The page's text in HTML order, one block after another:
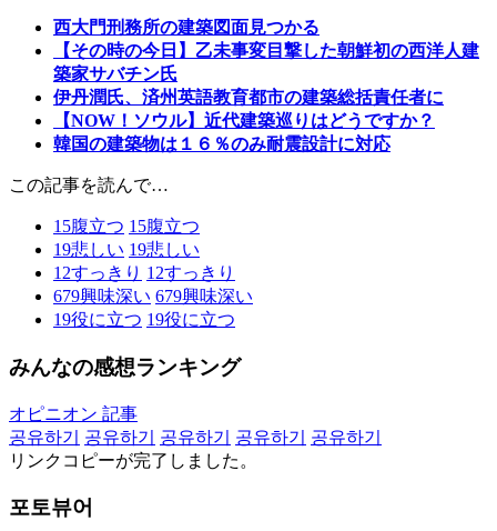
西大門刑務所の建築図面見つかる
【その時の今日】乙未事変目撃した朝鮮初の西洋人建
築家サバチン氏
伊丹潤氏、済州英語教育都市の建築総括責任者に
【NOW！ソウル】近代建築巡りはどうですか？
韓国の建築物は１６％のみ耐震設計に対応
この記事を読んで…
15腹立つ 15腹立つ
19悲しい 19悲しい
12すっきり 12すっきり
679興味深い 679興味深い
19役に立つ 19役に立つ
みんなの感想ランキング
オピニオン 記事
공유하기
공유하기 공유하기 공유하기
공유하기
リンクコピーが完了しました。
포토뷰어